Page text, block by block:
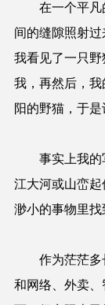
在一个平
间的缝隙照射
我看见了一只
我，再然后，
阳的野猫，于
事实上我
江大河或山峦
渺小的事物里找
作为茫茫
和网络、外卖